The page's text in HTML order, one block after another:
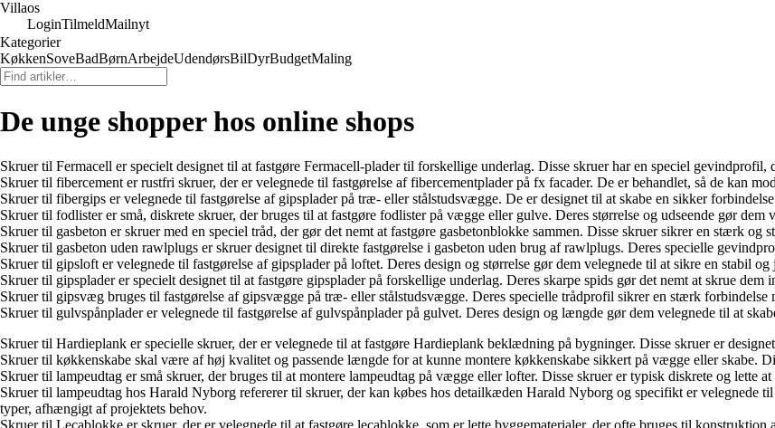
Villaos
LoginTilmeldMailnyt
Kategorier
KøkkenSoveBadBørnArbejdeUdendørsBilDyrBudgetMaling
De unge shopper hos online shops
Skruer til Fermacell er specielt designet til at fastgøre Fermacell-plader til forskellige underlag. Disse skruer har en speciel
Skruer til fibercement er rustfri skruer, der er velegnede til fastgørelse af fibercementplader på fx facader. De er behandlet, så de kan
Skruer til fibergips er velegnede til fastgørelse af gipsplader på træ- eller stålstudsvægge. De er designet til at skabe en sikker
Skruer til fodlister er små, diskrete skruer, der bruges til at fastgøre fodlister på vægge eller gulve. Deres størrelse og udseende gør
Skruer til gasbeton er skruer med en speciel tråd, der gør det nemt at fastgøre gasbetonblokke sammen. Disse skruer sikrer en stærk og
Skruer til gasbeton uden rawlplugs er skruer designet til direkte fastgørelse i gasbeton uden brug af rawlplugs. Deres specielle
Skruer til gipsloft er velegnede til fastgørelse af gipsplader på loftet. Deres design og størrelse gør dem velegnede til at sikre en stabil
Skruer til gipsplader er specielt designet til at fastgøre gipsplader på forskellige underlag. Deres skarpe spids gør det nemt at skrue dem
Skruer til gipsvæg bruges til fastgørelse af gipsvægge på træ- eller stålstudsvægge. Deres specielle trådprofil sikrer en stærk forbindelse
Skruer til gulvspånplader er velegnede til fastgørelse af gulvspånplader på gulvet. Deres design og længde gør dem velegnede til at
Skruer til Hardieplank er specielle skruer, der er velegnede til at fastgøre Hardieplank beklædning på bygninger. Disse skruer er
Skruer til køkkenskabe skal være af høj kvalitet og passende længde for at kunne montere køkkenskabe sikkert på vægge eller skabe.
Skruer til lampeudtag er små skruer, der bruges til at montere lampeudtag på vægge eller lofter. Disse skruer er typisk diskrete og lette
Skruer til lampeudtag hos Harald Nyborg refererer til skruer, der kan købes hos detailkæden Harald Nyborg og specifikt er velegnede
typer, afhængigt af projektets behov.
Skruer til Lecablokke er skruer, der er velegnede til at fastgøre lecablokke, som er lette byggematerialer, der ofte bruges til